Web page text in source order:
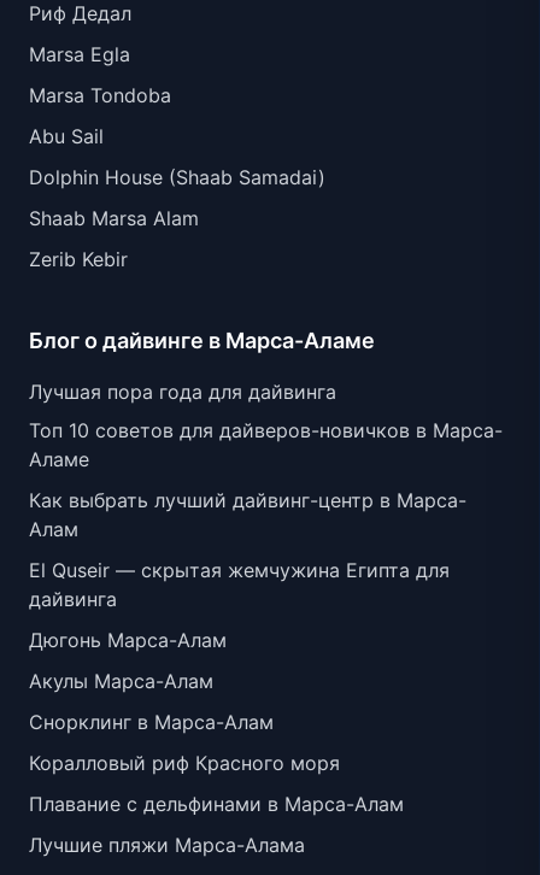
Риф Дедал
Marsa Egla
Marsa Tondoba
Abu Sail
Dolphin House (Shaab Samadai)
Shaab Marsa Alam
Zerib Kebir
Блог о дайвинге в Марса-Аламе
Лучшая пора года для дайвинга
Топ 10 советов для дайверов-новичков в Марса-
Аламе
Как выбрать лучший дайвинг-центр в Марса-
Алам
El Quseir — скрытая жемчужина Египта для
дайвинга
Дюгонь Марса-Алам
Акулы Марса-Алам
Снорклинг в Марса-Алам
Коралловый риф Красного моря
Плавание с дельфинами в Марса-Алам
Лучшие пляжи Марса-Алама